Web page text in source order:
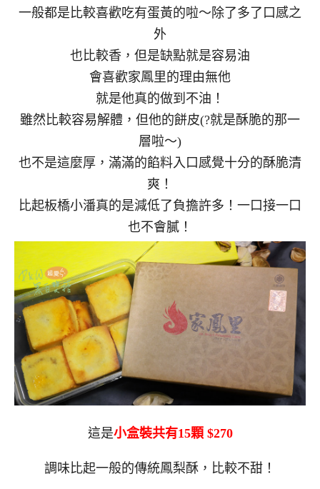
一般都是比較喜歡吃有蛋黃的啦～除了多了口感之
外
也比較香，但是缺點就是容易油
會喜歡家鳳里的理由無他
就是他真的做到不油！
雖然比較容易解體，但他的餅皮(?就是酥脆的那一
層啦～)
也不是這麼厚，滿滿的餡料入口感覺十分的酥脆清
爽！
比起板橋小潘真的是減低了負擔許多！一口接一口
也不會膩！
這是小盒裝共有15顆 $270
調味比起一般的傳統鳳梨酥，比較不甜！